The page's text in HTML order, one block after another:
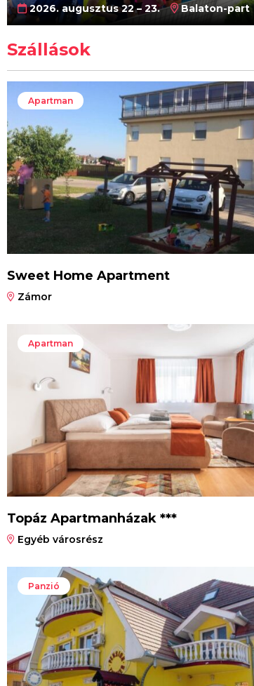
2026. augusztus 22 – 23. Balaton-part
Szállások
Apartman
Sweet Home Apartment
Zámor
Apartman
Topáz Apartmanházak ***
Egyéb városrész
Panzió